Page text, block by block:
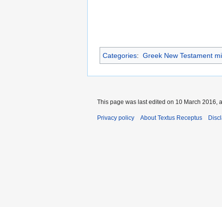
Categories: Greek New Testament
This page was last edited on 10 March 2016,
Privacy policy About Textus Receptus